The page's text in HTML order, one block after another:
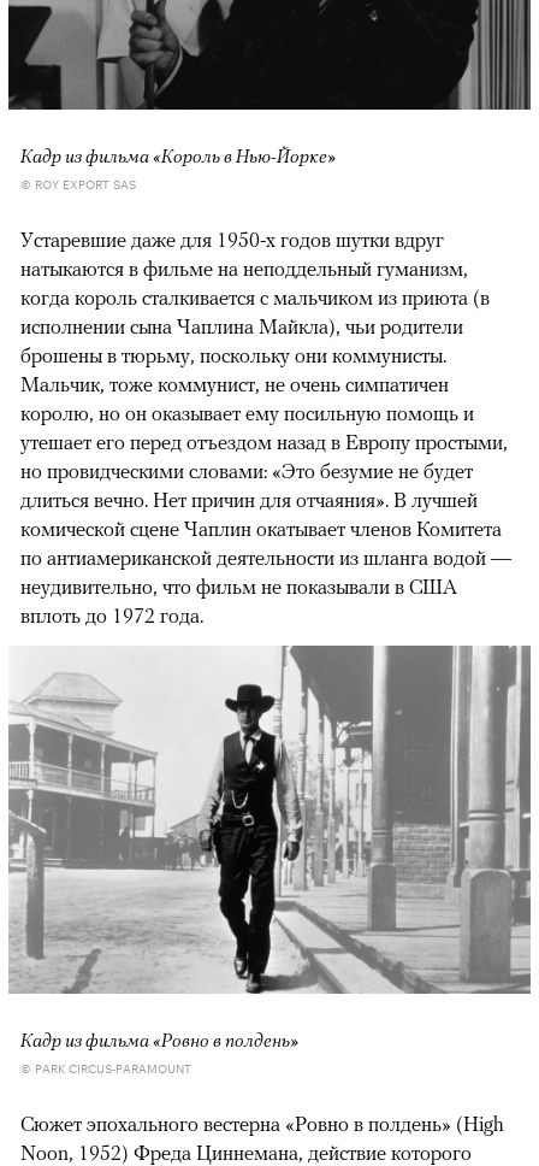
Кадр из фильма «Король в Нью-Йорке»
© ROY EXPORT SAS
Устаревшие даже для 1950-х годов шутки вдруг
натыкаются в фильме на неподдельный гуманизм,
когда король сталкивается с мальчиком из приюта (в
исполнении сына Чаплина Майкла), чьи родители
брошены в тюрьму, поскольку они коммунисты.
Мальчик, тоже коммунист, не очень симпатичен
королю, но он оказывает ему посильную помощь и
утешает его перед отъездом назад в Европу простыми,
но провидческими словами: «Это безумие не будет
длиться вечно. Нет причин для отчаяния». В лучшей
комической сцене Чаплин окатывает членов Комитета
по антиамериканской деятельности из шланга водой —
неудивительно, что фильм не показывали в США
вплоть до 1972 года.
Кадр из фильма «Ровно в полдень»
© PARK CIRCUS-PARAMOUNT
Сюжет эпохального вестерна «Ровно в полдень» (High
Noon, 1952) Фреда Циннемана, действие которого